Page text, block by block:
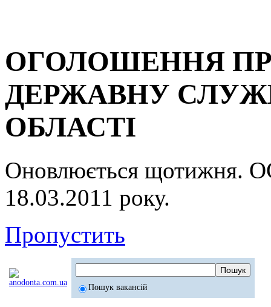
ОГОЛОШЕННЯ
ДЕРЖАВНУ
ОБЛАСТІ
Оновлюється
18.03.2011 року.
Пропустить
Пошук вакансій